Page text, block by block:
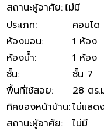
สถานะผู้อาศัย:ไม่มี
ประเภท:
คอนโด
ห้องนอน:
1 ห้อง
ห้องน้ำ:
1 ห้อง
ชั้น:
ชั้น 7
พื้นที่ใช้สอย:
28 ตร.
ทิศของหน้าบ้าน:ไม่แสด
สถานะผู้อาศัย:
ไม่มี